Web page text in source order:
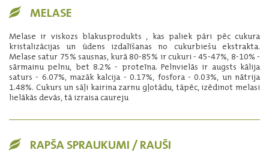
MELASE
Melase ir viskozs blakusprodukts , kas paliek pāri pēc cukura
kristalizācijas un ūdens izdalīšanas no cukurbiešu ekstrakta.
Melase satur 75% sausnas, kurā 80-85% ir cukuri - 45-47%, 8-10% -
sārmainu pelnu, bet 8.2% - proteīna. Pelnvielās ir augsts kālija
saturs - 6.07%, mazāk kalcija - 0.17%, fosfora - 0.03%, un nātrija
1.48%. Cukurs un sāļi kairina zarnu gļotādu, tāpēc, izēdinot melasi
lielākās devās, tā izraisa caureju
RAPŠA SPRAUKUMI / RAUŠI